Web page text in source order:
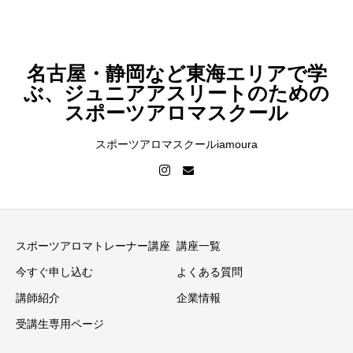
名古屋・静岡など東海エリアで学
ぶ、ジュニアアスリートのための
スポーツアロマスクール
スポーツアロマスクールiamoura
スポーツアロマトレーナー講座 講座一覧
今すぐ申し込む よくある質問
講師紹介 企業情報
受講生専用ページ